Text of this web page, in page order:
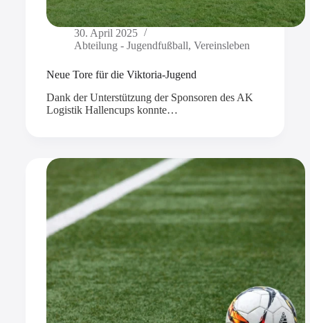
30. April 2025
Abteilung - Jugendfußball, Vereinsleben
Neue Tore für die Viktoria-Jugend
Dank der Unterstützung der Sponsoren des AK
Logistik Hallencups konnte…